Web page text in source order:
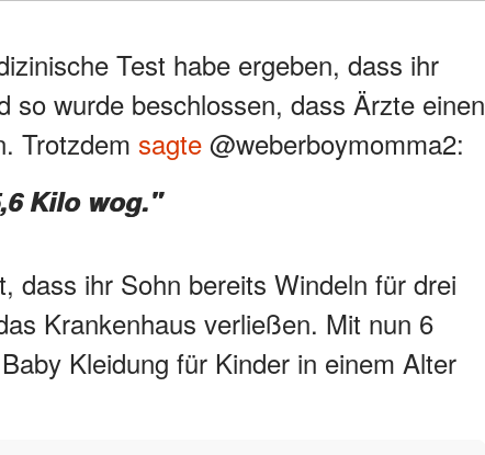
Test habe ergeben, dass ihr
so wurde beschlossen, dass Ärzte einen
Trotzdem sagte @weberboymomma2:
Kilo wog."
dass ihr Sohn bereits Windeln für drei
Krankenhaus verließen. Mit nun 6
Kleidung für Kinder in einem Alter